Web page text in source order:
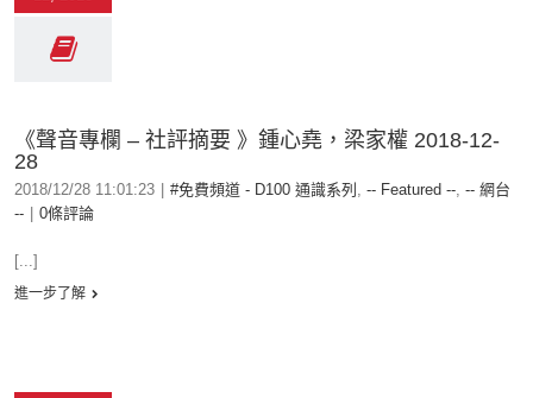
《聲音專欄 – 社評摘要 》鍾心堯，梁家權 2018-12-
28
2018/12/28 11:01:23 #免費頻道 - D100 通識系列 , -- Featured --, -- 網台
--
0條評論
[...]
進一步了解